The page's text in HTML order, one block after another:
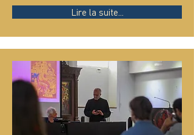
Lire la suite...